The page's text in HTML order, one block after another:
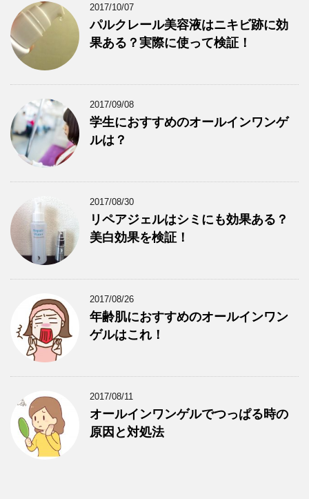
2017/10/07
パルクレール美容液はニキビ跡に効
果ある？実際に使って検証！
2017/09/08
学生におすすめのオールインワンゲ
ルは？
2017/08/30
リペアジェルはシミにも効果ある？
美白効果を検証！
2017/08/26
年齢肌におすすめのオールインワン
ゲルはこれ！
2017/08/11
オールインワンゲルでつっぱる時の
原因と対処法